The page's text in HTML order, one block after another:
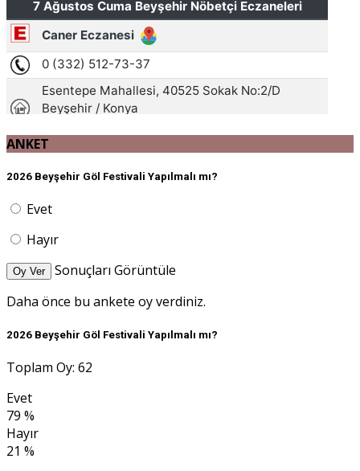
ANKET
2026 Beyşehir Göl Festivali Yapılmalı mı?
Evet
Hayır
Oy Ver
Sonuçları Görüntüle
Daha önce bu ankete oy verdiniz.
2026 Beyşehir Göl Festivali Yapılmalı mı?
Toplam Oy: 62
Evet
79 %
Hayır
21 %